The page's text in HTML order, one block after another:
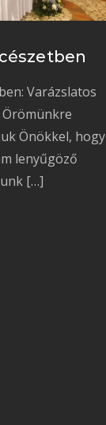
Varázslatos
Önökkel, hogy
lenyűgöző
[…]